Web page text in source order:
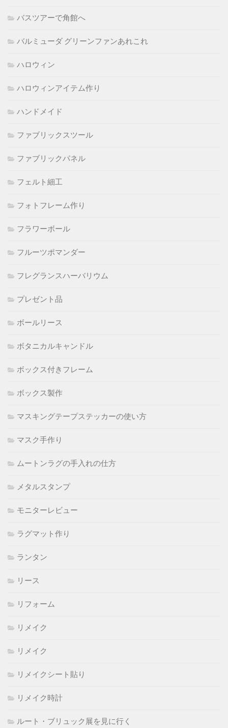
バスツアーで角館へ
バルミューダ グリーンファンあれこれ
ハロウィン
ハロウィンアイテム作り
ハンドメイド
ファブリックスツール
ファブリックパネル
フェルト細工
フォトフレーム作り
フラワーボール
フルーツポマンダー
フレグランスハーバリウム
プレゼント品
ボールリース
ボタニカルキャンドル
ボックス付きフレーム
ボックス製作
マスキングテープステッカーの使い方
マスク手作り
ムートンラグの手入れの仕方
メタルスタンプ
モニターレビュー
ラグマット作り
ランタン
リース
リフォーム
リメイク
リメイク
リメイクシート貼り
リメイク時計
ルート・ブリュック展を見に行く